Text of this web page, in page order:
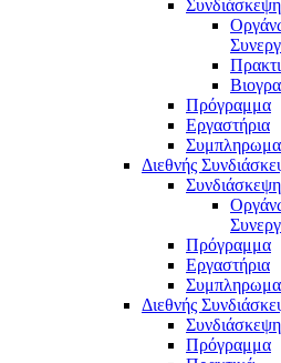
Πρόγραμμα
Εργαστήρια
Διεθνής
Πρόγραμμα
Εργαστήρια
Διεθνής
Πρόγραμμα